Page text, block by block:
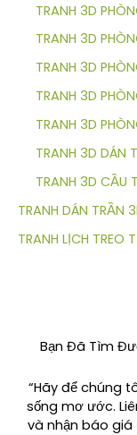
TRANH 3D
TRANH 3D
TRANH 3D
TRANH 3D
TRANH 3D
TRANH 3D DÁN
TRANH 3D CẦU
TRANH DÁN TRẦN
TRANH LỊCH TREO
Bạn Đã Tìm
“Hãy để chúng
sống mơ ước.
và nhận báo giá